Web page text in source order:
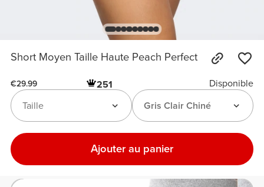
Short Moyen Taille Haute Peach Perfect
€29.99 251
Disponible
Gris Clair Chiné
Taille
Ajouter au panier